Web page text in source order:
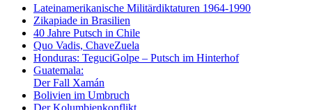
Lateinamerikanische Militärdiktaturen 1964-1990
Zikapiade in Brasilien
40 Jahre Putsch in Chile
Quo Vadis, ChaveZuela
Honduras: TeguciGolpe – Putsch im Hinterhof
Guatemala:
Der Fall Xamán
Bolivien im Umbruch
Der Kolumbienkonflikt